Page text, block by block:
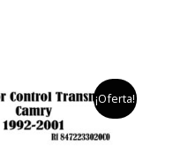
¡Oferta!
el
precio
original
era:
el
precio
actual
es: